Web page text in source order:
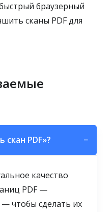
браузерный
сканы PDF для
PDF»? −
качество
PDF —
чтобы сделать их